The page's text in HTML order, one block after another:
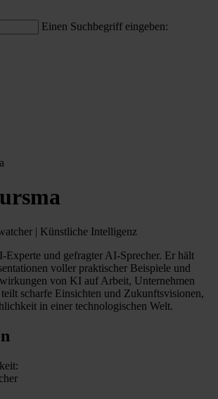
Einen Suchbegriff eingeben:
| Künstliche Intelligenz
Experte und gefragter AI-Sprecher. Er hält
voller praktischer Beispiele und
von KI auf Arbeit, Unternehmen
scharfe Einsichten und Zukunftsvisionen,
in einer technologischen Welt.